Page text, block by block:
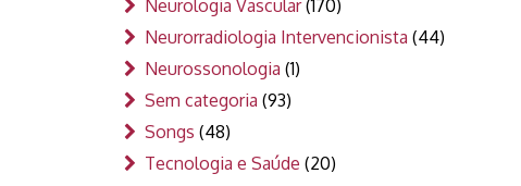
Neurologia Vascular(170)
Neurorradiologia Intervencionista (44)
Neurossonologia (1)
Sem categoria (93)
Songs (48)
Tecnologia e Saúde (20)